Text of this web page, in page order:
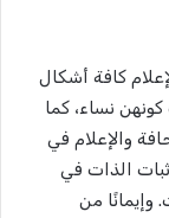
كافة أشكال
نساء، كما
والإعلام في
الذات في
من